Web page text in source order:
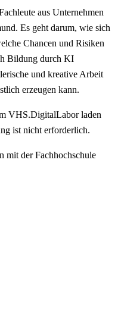
aus Unternehmen
Es geht darum, wie sich
Chancen und Risiken
Bildung durch KI
und kreative Arbeit
erzeugen kann.
VHS.DigitalLabor laden
ist nicht erforderlich.
mit der Fachhochschule